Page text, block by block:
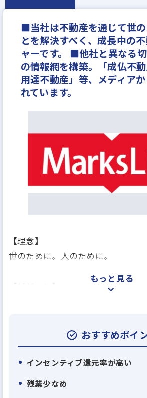
■当社は不動産を通じて世
とを解決すべく、成長中の
ャーです。 ■他社と異なる
の情報網を構築。「成仏不
用達不動産」等、メディア
れています。
【理念】
世のために。人のために。
仕事をするにも、住居を構えるに
にも、全て「不動産」の上で行われ
産を良くしていくことで私たちの
もっと見る
おすすめポイ
インセンティブ還元率が高い
残業少なめ